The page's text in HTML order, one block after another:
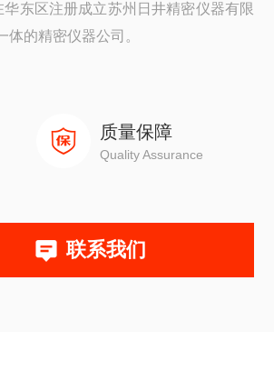
东区注册成立苏州日井精密仪器有限
的精密仪器公司。
质量保障
Quality Assurance
联系我们